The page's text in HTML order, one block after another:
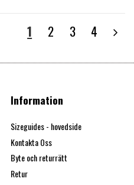
1 2 3 4
Information
Sizeguides - hovedside
Kontakta Oss
Byte och returrätt
Retur